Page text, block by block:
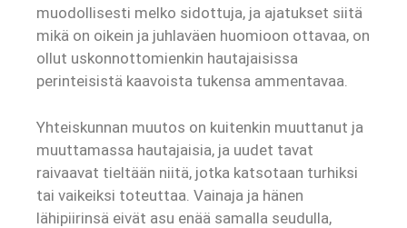
muodollisesti melko sidottuja, ja ajatukset siitä
mikä on oikein ja juhlaväen huomioon ottavaa, on
ollut uskonnottomienkin hautajaisissa
perinteisistä kaavoista tukensa ammentavaa.
Yhteiskunnan muutos on kuitenkin muuttanut ja
muuttamassa hautajaisia, ja uudet tavat
raivaavat tieltään niitä, jotka katsotaan turhiksi
tai vaikeiksi toteuttaa. Vainaja ja hänen
lähipiirinsä eivät asu enää samalla seudulla,